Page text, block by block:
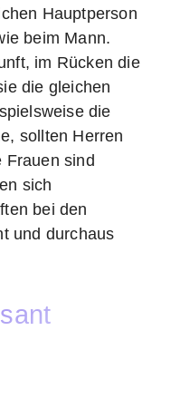
Hauptperson
beim Mann.
im Rücken die
die gleichen
die
sollten Herren
Frauen sind
sich
bei den
und durchaus